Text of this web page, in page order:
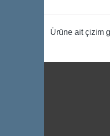
Ürüne ait çizim